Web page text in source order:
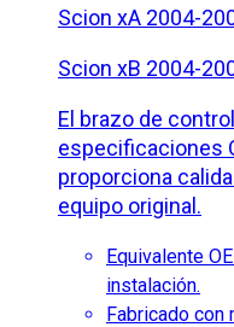
Scion xA 2004-
Scion xB 2004-
El brazo de
especificaciones
proporciona
equipo original.
Equivalente
instalación.
Fabricado con